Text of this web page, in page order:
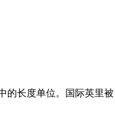
的长度单位。国际英里被